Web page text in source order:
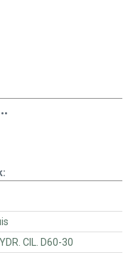
- AFD. SET HYDR. CIL. D60-30